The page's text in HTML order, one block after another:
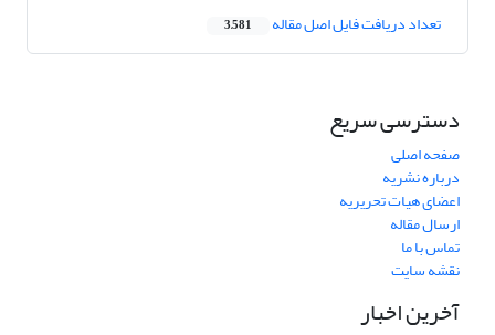
تعداد دریافت فایل اصل مقاله 3,581
دسترسی سریع
صفحه اصلی
درباره نشریه
اعضای هیات تحریریه
ارسال مقاله
تماس با ما
نقشه سایت
آخرین اخبار